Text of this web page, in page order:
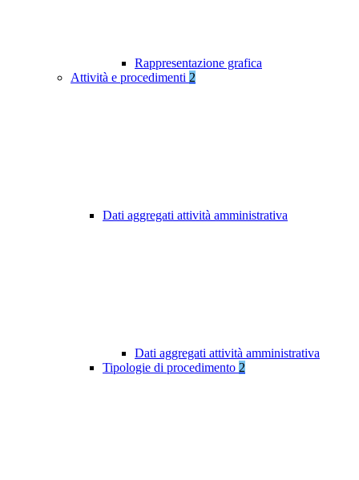
Rappresentazione grafica
Attività e procedimenti 2
Dati aggregati attività amministrativa
Dati aggregati attività amministrativa
Tipologie di procedimento 2